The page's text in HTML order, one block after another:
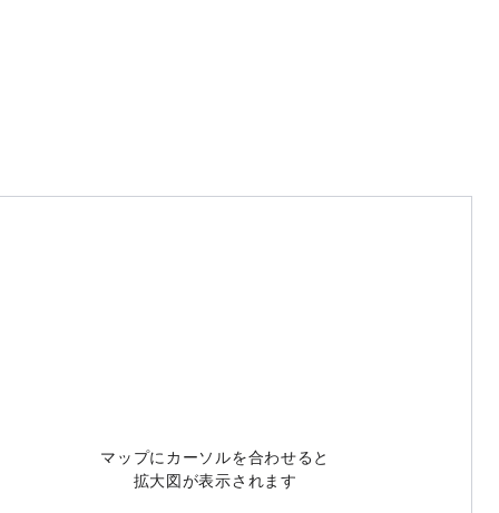
マップにカーソルを合わせると
拡大図が表示されます